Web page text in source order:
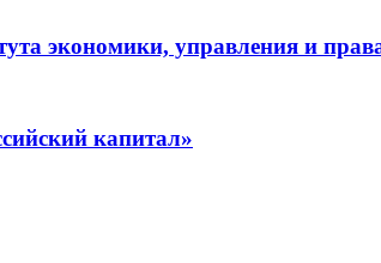
экономики, управления и
капитал»